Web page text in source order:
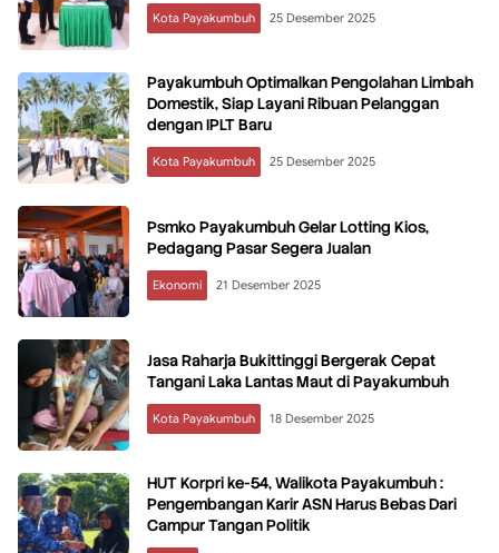
Kota Payakumbuh 25 Desember 2025
Payakumbuh Optimalkan Pengolahan Limbah
Domestik, Siap Layani Ribuan Pelanggan
dengan IPLT Baru
Kota Payakumbuh 25 Desember 2025
Psmko Payakumbuh Gelar Lotting Kios,
Pedagang Pasar Segera Jualan
Ekonomi 21 Desember 2025
Jasa Raharja Bukittinggi Bergerak Cepat
Tangani Laka Lantas Maut di Payakumbuh
Kota Payakumbuh 18 Desember 2025
HUT Korpri ke-54, Walikota Payakumbuh :
Pengembangan Karir ASN Harus Bebas Dari
Campur Tangan Politik